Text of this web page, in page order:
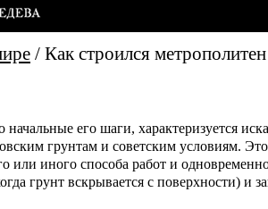
/ Как строился метрополитен
начальные его шаги, характеризуется
грунтам и советским условиям.
или иного способа работ и
грунт вскрывается с поверхности) и